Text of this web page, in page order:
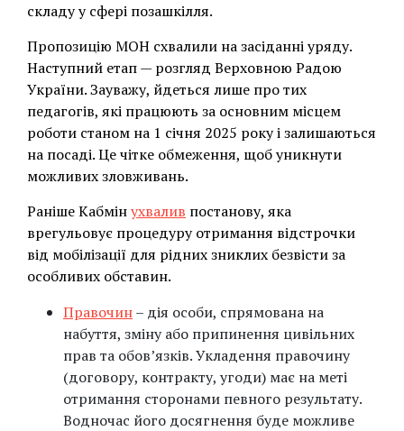
складу у сфері позашкілля.
Пропозицію МОН схвалили на засіданні уряду.
Наступний етап — розгляд Верховною Радою
України. Зауважу, йдеться лише про тих
педагогів, які працюють за основним місцем
роботи станом на 1 січня 2025 року і залишаються
на посаді. Це чітке обмеження, щоб уникнути
можливих зловживань.
Раніше Кабмінухвалив постанову, яка
врегульовує процедуру отримання відстрочки
від мобілізації для рідних зниклих безвісти за
особливих обставин.
Правочин– дія особи, спрямована на
набуття, зміну або припинення цивільних
прав та обов’язків. Укладення правочину
(договору, контракту, угоди) має на меті
отримання сторонами певного результату.
Водночас його досягнення буде можливе